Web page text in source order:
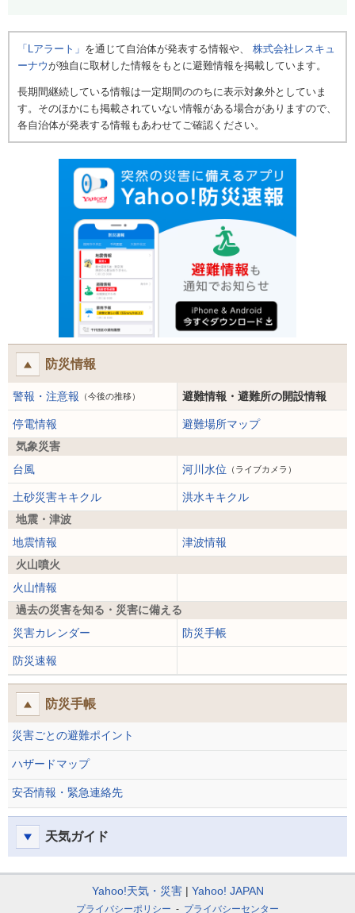
「Lアラート」 を通じて自治体が発表する情報や、 株式会社レスキュ
ーナウが独自に取材した情報をもとに避難情報を掲載しています。
長期間継続している情報は一定期間ののちに表示対象外としていま
す。そのほかにも掲載されていない情報がある場合がありますので、
各自治体が発表する情報もあわせてご確認ください。
防災情報
警報・注意報 （今後の推移） 避難情報・避難所の開設情報
停電情報
避難場所マップ
気象災害
台風
河川水位 （ライブカメラ）
土砂災害キキクル
洪水キキクル
地震・津波
地震情報
津波情報
火山噴火
火山情報
過去の災害を知る・災害に備える
災害カレンダー
防災手帳
防災速報
防災手帳
災害ごとの避難ポイント
ハザードマップ
安否情報・緊急連絡先
天気ガイド
Yahoo!天気・災害 Yahoo! JAPAN
プライバシーポリシー プライバシーセンター